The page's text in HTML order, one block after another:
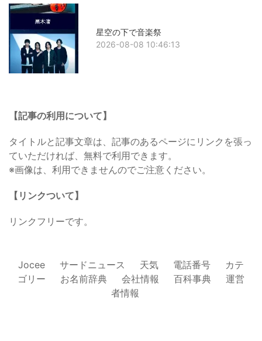
星空の下で音楽祭
2026-08-08 10:46:13
【記事の利用について】
タイトルと記事文章は、記事のあるページにリンクを張っ
ていただければ、無料で利用できます。
※画像は、利用できませんのでご注意ください。
【リンクついて】
リンクフリーです。
Jocee サードニュース 天気 電話番号
カテ
ゴリー
お名前辞典 会社情報 百科事典
運営
者情報